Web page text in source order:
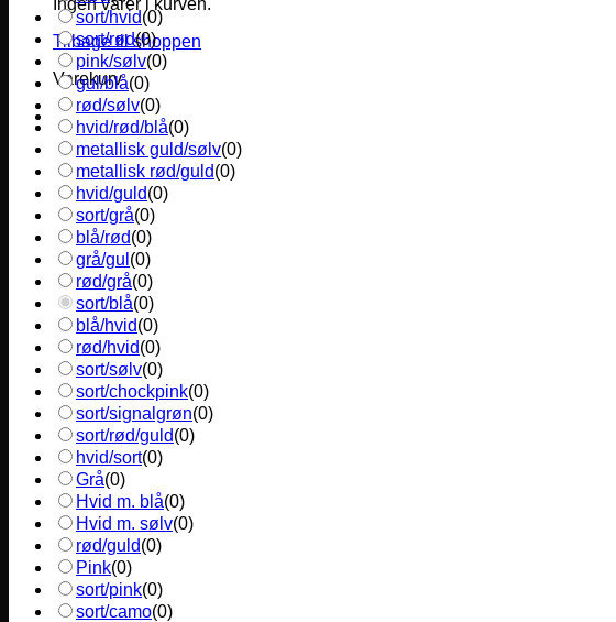
Ingen varer i kurven.
Tilbage til shoppen
Varekurv
sort/hvid(0)
sort/rød(0)
pink/sølv(0)
gul/blå(0)
rød/sølv(0)
hvid/rød/blå(0)
metallisk guld/sølv(0)
metallisk rød/guld(0)
hvid/guld(0)
sort/grå(0)
blå/rød(0)
grå/gul (0)
rød/grå(0)
sort/blå(0)
blå/hvid(0)
rød/hvid(0)
sort/sølv(0)
sort/chockpink(0)
sort/signalgrøn(0)
sort/rød/guld(0)
hvid/sort(0)
Grå(0)
Hvid m. blå(0)
Hvid m. sølv(0)
rød/guld(0)
Pink(0)
sort/pink(0)
sort/camo(0)